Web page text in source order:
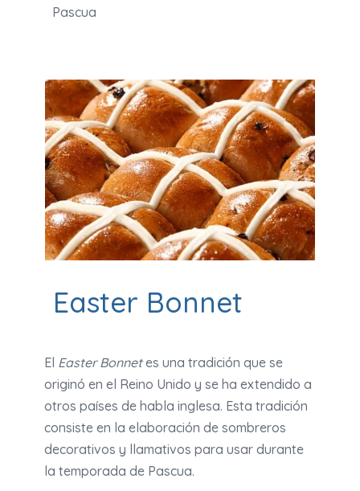
Pascua
Easter Bonnet
El Easter Bonnetes una tradición que se
originó en el Reino Unido y se ha extendido a
otros países de habla inglesa. Esta tradición
consiste en la elaboración de sombreros
decorativos y llamativos para usar durante
la temporada de Pascua.